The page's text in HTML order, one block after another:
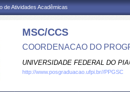
de Atividades Acadêmicas
MSC/CCS
COORDENACAO DO
UNIVERSIDADE FEDERAL DO
http://www.posgraduacao.ufpi.br//PPGSC